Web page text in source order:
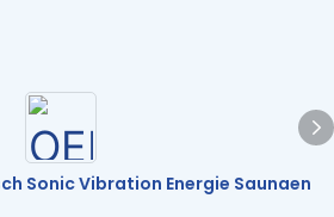
Sonic Vibration Energie Saunaen